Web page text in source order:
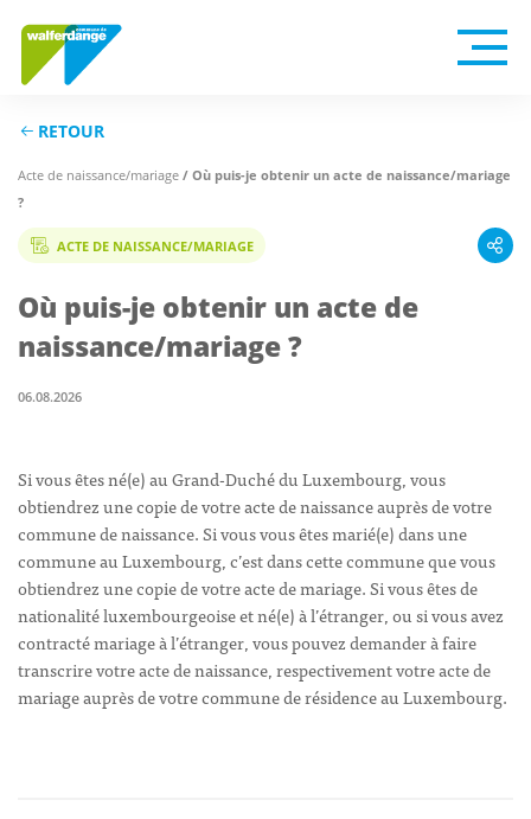
RETOUR
Acte de naissance/mariage / Où puis-je obtenir un acte de naissance/mariage
?
ACTE DE NAISSANCE/MARIAGE
Où puis-je obtenir un acte de
naissance/mariage ?
06.08.2026
Si vous êtes né(e) au Grand-Duché du Luxembourg, vous
obtiendrez une copie de votre acte de naissance auprès de votre
commune de naissance. Si vous vous êtes marié(e) dans une
commune au Luxembourg, c’est dans cette commune que vous
obtiendrez une copie de votre acte de mariage. Si vous êtes de
nationalité luxembourgeoise et né(e) à l’étranger, ou si vous avez
contracté mariage à l’étranger, vous pouvez demander à faire
transcrire votre acte de naissance, respectivement votre acte de
mariage auprès de votre commune de résidence au Luxembourg.